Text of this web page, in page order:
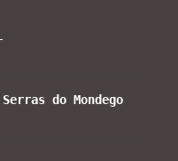
do Mondego